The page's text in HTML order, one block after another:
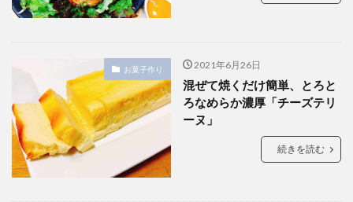
お菓子作り 2021年6月26日
混ぜて焼くだけ簡単、とろと
ろなめらか濃厚「チーズテリ
ーヌ」
続きを読む